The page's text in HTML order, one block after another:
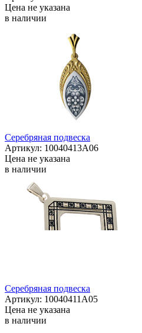
Цена не указана
в наличии
Серебряная подвеска
Артикул: 10040413А06
Цена не указана
в наличии
Серебряная подвеска
Артикул: 10040411А05
Цена не указана
в наличии